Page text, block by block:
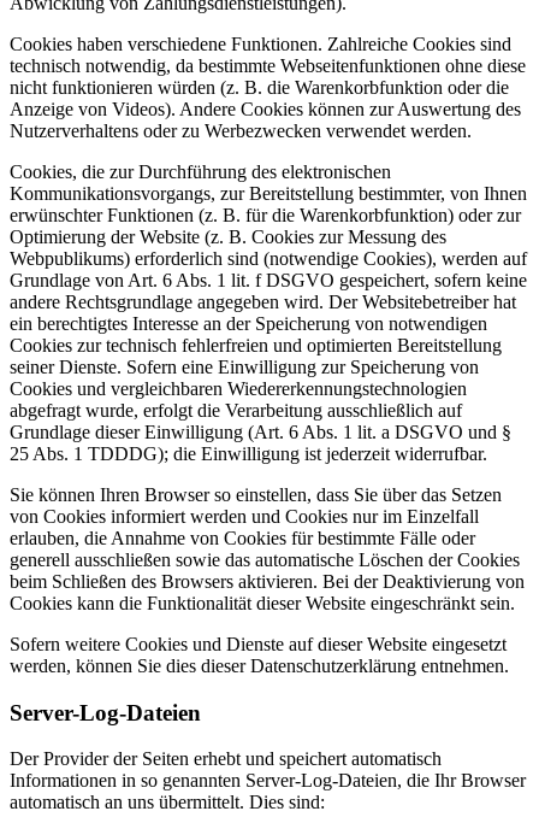
Cookies haben verschiedene Funktionen. Zahlreiche Cookies sind
technisch notwendig, da bestimmte Webseitenfunktionen ohne diese
nicht funktionieren würden (z. B. die Warenkorbfunktion oder die
Anzeige von Videos). Andere Cookies können zur Auswertung des
Nutzerverhaltens oder zu Werbezwecken verwendet werden.
Cookies, die zur Durchführung des elektronischen
Kommunikationsvorgangs, zur Bereitstellung bestimmter, von Ihnen
erwünschter Funktionen (z. B. für die Warenkorbfunktion) oder zur
Optimierung der Website (z. B. Cookies zur Messung des
Webpublikums) erforderlich sind (notwendige Cookies), werden auf
Grundlage von Art. 6 Abs. 1 lit. f DSGVO gespeichert, sofern keine
andere Rechtsgrundlage angegeben wird. Der Websitebetreiber hat
ein berechtigtes Interesse an der Speicherung von notwendigen
Cookies zur technisch fehlerfreien und optimierten Bereitstellung
seiner Dienste. Sofern eine Einwilligung zur Speicherung von
Cookies und vergleichbaren Wiedererkennungstechnologien
abgefragt wurde, erfolgt die Verarbeitung ausschließlich auf
Grundlage dieser Einwilligung (Art. 6 Abs. 1 lit. a DSGVO und §
25 Abs. 1 TDDDG); die Einwilligung ist jederzeit widerrufbar.
Sie können Ihren Browser so einstellen, dass Sie über das Setzen
von Cookies informiert werden und Cookies nur im Einzelfall
erlauben, die Annahme von Cookies für bestimmte Fälle oder
generell ausschließen sowie das automatische Löschen der Cookies
beim Schließen des Browsers aktivieren. Bei der Deaktivierung von
Cookies kann die Funktionalität dieser Website eingeschränkt sein.
Sofern weitere Cookies und Dienste auf dieser Website eingesetzt
werden, können Sie dies dieser Datenschutzerklärung entnehmen.
Server-Log-Dateien
Der Provider der Seiten erhebt und speichert automatisch
Informationen in so genannten Server-Log-Dateien, die Ihr Browser
automatisch an uns übermittelt. Dies sind: